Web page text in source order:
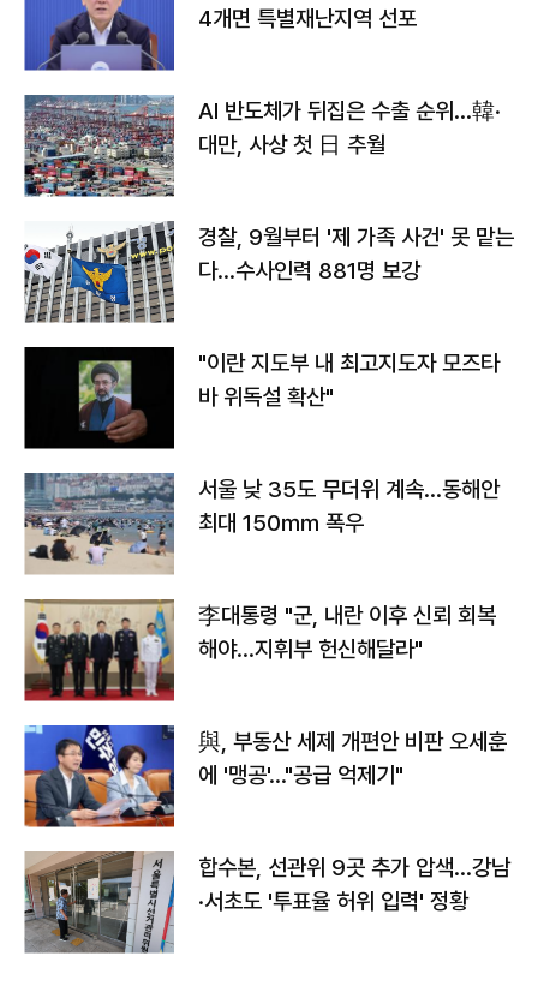
4개면 특별재난지역 선포
AI 반도체가 뒤집은 수출 순위…韓·
대만, 사상 첫 日 추월
경찰, 9월부터 '제 가족 사건' 못 맡는
다…수사인력 881명 보강
"이란 지도부 내 최고지도자 모즈타
바 위독설 확산"
서울 낮 35도 무더위 계속…동해안
최대 150㎜ 폭우
李대통령 "군, 내란 이후 신뢰 회복
해야…지휘부 헌신해달라"
與, 부동산 세제 개편안 비판 오세훈
에 '맹공'…"공급 억제기"
합수본, 선관위 9곳 추가 압색…강남
·서초도 '투표율 허위 입력' 정황